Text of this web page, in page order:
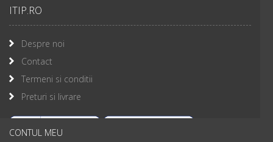
ITIP.RO
Despre noi
Contact
Termeni si conditii
Preturi si livrare
CONTUL MEU